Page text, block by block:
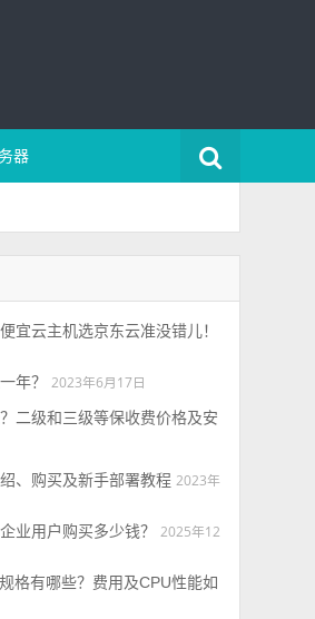
器
宜云主机选京东云准没错儿！
年？
2023年6月17日
二级和三级等保收费价格及安
、购买及新手部署教程 2023年
业用户购买多少钱？
2025年12
格有哪些？费用及CPU性能如